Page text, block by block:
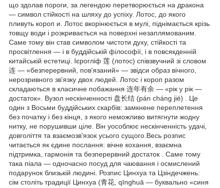
що здолав пороги, за легендою перетворюється на дракона
— символ стійкості на шляху до успіху. Лотос, до якого
пливуть короп и. Лотос вкорінюється в мулі, піднімається крізь
товщу води і розкривається на поверхні незаплямованим.
Саме тому він став символом чистоти духу, стійкості та
просвітлення — і в буддійській філософії, і в повсякденній
китайській естетиці. Ієрогліф 莲 (лотос) співзвучний зі словом
连 — «безперервний, пов'язаний» — звідси образ вічного,
нерозривного зв'язку двох людей. Лотос і короп разом
складаються в класичне побажання 连年有余 — «рік у рік —
достаток». Вузол нескінченності 盘长结 (pán cháng jié) . Це
один з Восьми буддійських скарбів: замкнене переплетення
без початку і без кінця, з якого неможливо витягнути жодну
нитку, не порушивши ціле. Він уособлює нескінченність удачі,
довголіття та взаємозв'язок усього сущого.Весь розпис
читається як єдине послання: вічне кохання, взаємна
підтримка, гармонія та безперервний достаток . Саме тому
така піала — одночасно посуд для чаювання і осмислений
подарунок близькій людині. Розпис Цинхуа та Цзіндечжень:
сім століть традиції Цинхуа (青花, qīnghuā — буквально «синя